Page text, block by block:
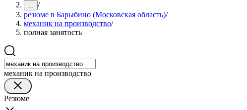
... /
резюме в Барыбино (Московская область)/
механик на производство/
полная занятость
механик на производство
Резюме